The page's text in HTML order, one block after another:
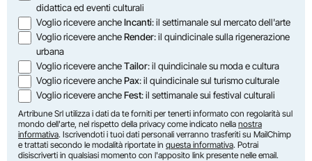
didattica ed eventi culturali
Voglio ricevere ancheIncanti: il settimanale sul mercato dell'arte
Voglio ricevere ancheRender: il quindicinale sulla rigenerazione
urbana
Voglio ricevere ancheTailor: il quindicinale su moda e cultura
Voglio ricevere anchePax: il quindicinale sul turismo culturale
Voglio ricevere ancheFest: il settimanale sui festival culturali
Artribune Srl utilizza i dati da te forniti per tenerti informato con regolarità sul
mondo dell'arte, nel rispetto della privacy come indicato nella nostra
informativa. Iscrivendoti i tuoi dati personali verranno trasferiti su MailChimp
e trattati secondo le modalità riportate in questa informativa. Potrai
disiscriverti in qualsiasi momento con l'apposito link presente nelle email.